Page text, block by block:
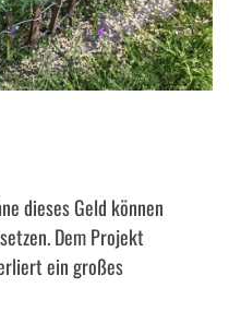
dieses Geld können
Dem Projekt
ein großes